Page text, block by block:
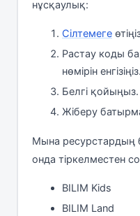
нұсқаулық:
Сілтемеге
Растау коды
нөмірін енгізіңіз.
Белгі қойыңыз.
Жіберу
Мына ресурстардың
онда тіркелместен
BILIM Kids
BILIM Land